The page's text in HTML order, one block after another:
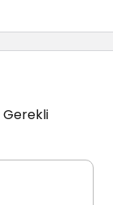
Gerekli